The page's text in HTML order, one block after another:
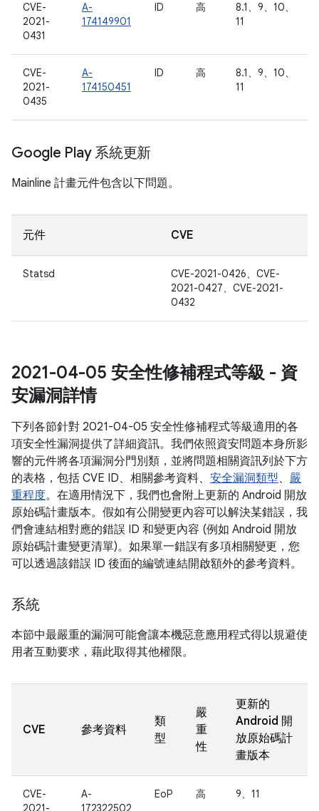
CVE-
2021-
0431
A-
174149901
ID 高
8.1、9、10、
11
CVE-
2021-
0435
A-
174150451
ID 高
8.1、9、10、
11
Google Play 系統更新
Mainline 計畫元件包含以下問題。
元件 CVE
Statsd
CVE-2021-0426、CVE-
2021-0427、CVE-2021-
0432
2021-04-05 安全性修補程式等級 - 資
安漏洞詳情
下列各節針對 2021-04-05 安全性修補程式等級適用的各
項安全性漏洞提供了詳細資訊。我們依照資安問題本身所影
響的元件將各項漏洞分門別類，並將問題相關資訊列於下方
的表格，包括 CVE ID、相關參考資料、 安全漏洞類型、 嚴
重程度。在適用情況下，我們也會附上更新的 Android 開放
原始碼計畫版本。假如有公開變更內容可以解決某錯誤，我
們會連結相對應的錯誤 ID 和變更內容 (例如 Android 開放
原始碼計畫變更清單)。如果單一錯誤有多項相關變更，您
可以透過該錯誤 ID 後面的編號連結開啟額外的參考資料。
系統
本節中最嚴重的漏洞可能會讓本機惡意應用程式得以規避使
用者互動要求，藉此取得其他權限。
CVE 參考資料
類
型
嚴
重
性
更新的
Android 開
放原始碼計
畫版本
CVE-
2021-
A-
172322502
EoP 高 9、11